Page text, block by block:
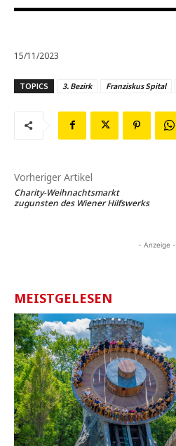
15/11/2023
TOPICS 3. Bezirk Franziskus Spital
Vorheriger Artikel
Charity-Weihnachtsmarkt
zugunsten des Wiener Hilfswerks
- Anzeige -
MEISTGELESEN